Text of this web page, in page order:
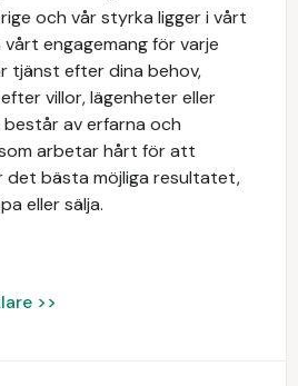
och vår styrka ligger i vårt
engagemang för varje
tjänst efter dina behov,
villor, lägenheter eller
av erfarna och
arbetar hårt för att
det bästa möjliga resultatet,
eller sälja.
>>